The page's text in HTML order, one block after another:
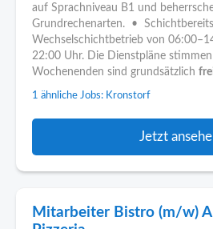
auf Sprachniveau B1 und
Grundrechenarten. •
Wechselschichtbetrieb von
22:00 Uhr. Die Dienstpläne stimmen
Wochenenden sind grundsätzlich
1 ähnliche Jobs: Kronstorf
Jetzt
Mitarbeiter Bistro (m/w)